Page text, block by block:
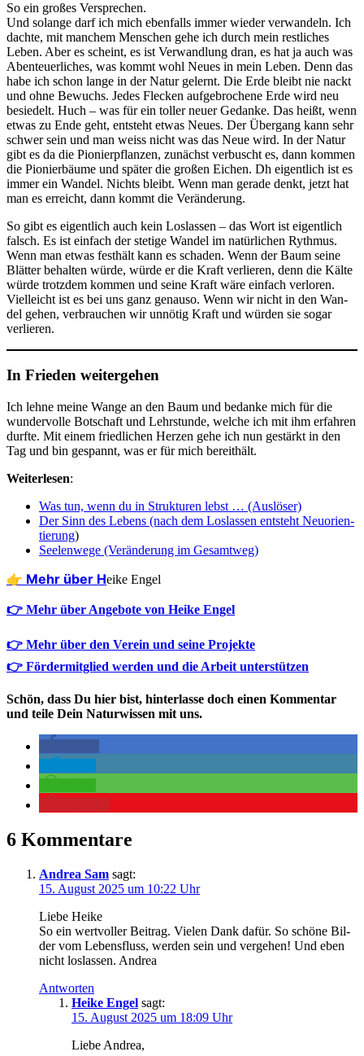
So ein gro­ßes Ver­spre­chen.
Und solan­ge darf ich mich eben­falls immer wie­der ver­wan­deln. Ich
dach­te, mit man­chem Men­schen gehe ich durch mein rest­li­ches
Leben. Aber es scheint, es ist Ver­wand­lung dran, es hat ja auch was
Aben­teu­er­li­ches, was kommt wohl Neu­es in mein Leben. Denn das
habe ich schon lan­ge in der Natur gelernt. Die Erde bleibt nie nackt
und ohne Bewuchs. Jedes Fle­cken auf­ge­bro­che­ne Erde wird neu
besie­delt. Huch – was für ein tol­ler neu­er Gedan­ke. Das heißt, wenn
etwas zu Ende geht, ent­steht etwas Neu­es. Der Über­gang kann sehr
schwer sein und man weiss nicht was das Neue wird. In der Natur
gibt es da die Pio­nier­pflan­zen, zunächst ver­buscht es, dann kom­men
die Pio­nier­bäu­me und spä­ter die gro­ßen Eichen. Dh eigent­lich ist es
immer ein Wan­del. Nichts bleibt. Wenn man gera­de denkt, jetzt hat
man es erreicht, dann kommt die Veränderung.
So gibt es eigent­lich auch kein Los­las­sen – das Wort ist eigent­lich
falsch. Es ist ein­fach der ste­ti­ge Wan­del im natür­li­chen Ryth­mus.
Wenn man etwas fest­hält kann es scha­den. Wenn der Baum sei­ne
Blät­ter behal­ten wür­de, wür­de er die Kraft ver­lie­ren, denn die Käl­te
wür­de trotz­dem kom­men und sei­ne Kraft wäre ein­fach ver­lo­ren.
Viel­leicht ist es bei uns ganz genau­so. Wenn wir nicht in den Wan­
del gehen, ver­brau­chen wir unnö­tig Kraft und wür­den sie sogar
verlieren.
In Frieden weitergehen
Ich leh­ne mei­ne Wan­ge an den Baum und bedan­ke mich für die
wun­der­vol­le Bot­schaft und Lehr­stun­de, wel­che ich mit ihm erfah­ren
durf­te. Mit einem fried­li­chen Her­zen gehe ich nun gestärkt in den
Tag und bin gespannt, was er für mich bereithält.
Wei­ter­le­sen:
Was tun, wenn du in Struk­tu­ren lebst … (Aus­lö­ser)
Der Sinn des Lebens (nach dem Los­las­sen ent­steht Neu­ori­en­
tie­rung)
See­len­we­ge (Ver­än­de­rung im Gesamtweg)
👉 Mehr über Heike Engel
👉 Mehr über Angebote von Heike Engel
👉 Mehr über den Verein und seine Projekte
👉 Fördermitglied werden und die Arbeit unterstützen
Schön, dass Du hier bist, hinterlasse doch einen Kommentar
und teile Dein Naturwissen mit uns.
6 Kommentare
Andrea Sam sagt:
15. August 2025 um 10:22 Uhr
Lie­be Heike
So ein wert­vol­ler Bei­trag. Vie­len Dank dafür. So schö­ne Bil­
der vom Lebens­fluss, wer­den sein und ver­ge­hen! Und eben
nicht los­las­sen. Andrea
Antworten
Heike Engel sagt:
15. August 2025 um 18:09 Uhr
Lie­be Andrea,